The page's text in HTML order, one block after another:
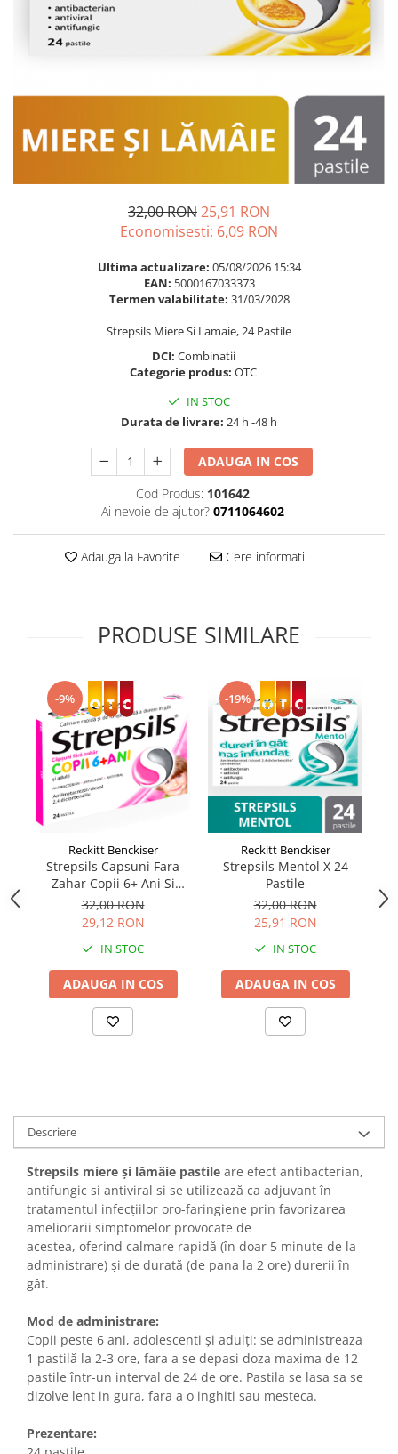
Omega 3
Sanatate urinara
Somn stres si anxietate
Supliment Complexe
Supliment Magneziu
Supliment Vitamina D3
Tincturi si Gemoderivate
Vitamine si minerale
Ingrijire par
Balsam masca si tratament
32,00 RON25,91 RON
Economisesti: 6,09 RON
Ultima actualizare: 05/08/2026 15:34
EAN: 5000167033373
Termen valabilitate: 31/03/2028
Strepsils Miere Si Lamaie, 24 Pastile
DCI: Combinatii
Categorie produs: OTC
IN STOC
Durata de livrare: 24 h -48 h
ADAUGA IN COS
Cod Produs: 101642
Ai nevoie de ajutor? 0711064602
Adauga la Favorite Cere informatii
PRODUSE SIMILARE
-9%
Reckitt Benckiser
Strepsils Capsuni Fara
Zahar Copii 6+ Ani Si
Adulti, 24 Pastile
32,00 RON
29,12 RON
IN STOC
ADAUGA IN COS
-19%
Reckitt Benckiser
Strepsils Mentol X 24
Pastile
32,00 RON
25,91 RON
IN STOC
ADAUGA IN COS
Descriere
Strepsils miere și lămâie pastile are efect antibacterian,
antifungic si antiviral si se utilizează ca adjuvant în
tratamentul infecțiilor oro-faringiene prin favorizarea
ameliorarii simptomelor provocate de
acestea, oferind calmare rapidă (în doar 5 minute de la
administrare) și de durată (de pana la 2 ore) durerii în
gât.
Mod de administrare:
Copii peste 6 ani, adolescenti și adulți: se administreaza
1 pastilă la 2-3 ore, fara a se depasi doza maxima de 12
pastile într-un interval de 24 de ore. Pastila se lasa sa se
dizolve lent in gura, fara a o inghiti sau mesteca.
Prezentare: